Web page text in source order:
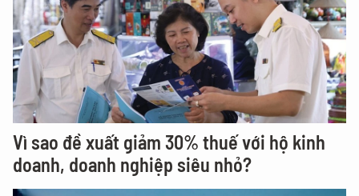
Vì sao đề xuất giảm 30% thuế với hộ kinh
doanh, doanh nghiệp siêu nhỏ?